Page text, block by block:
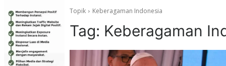
Topik Keberagaman Indonesia
Tag: Keberagaman